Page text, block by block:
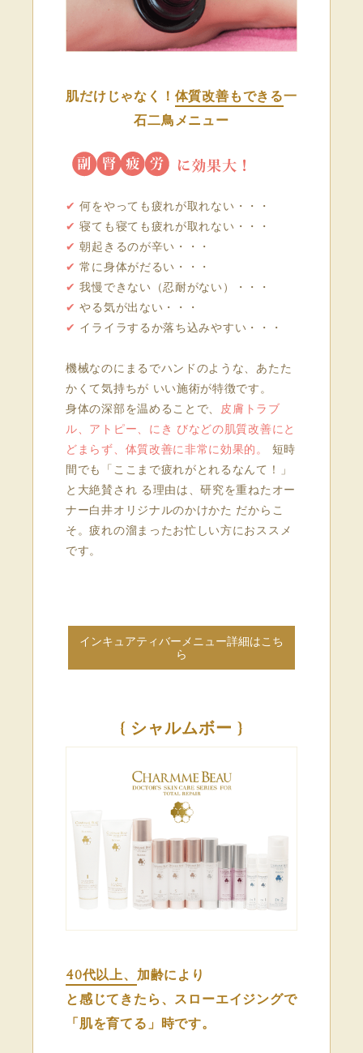
肌だけじゃなく！ 体質改善もできる一
石二鳥メニュー
✔ 何をやっても疲れが取れない・・・
✔ 寝ても寝ても疲れが取れない・・・
✔ 朝起きるのが辛い・・・
✔ 常に身体がだるい・・・
✔ 我慢できない（忍耐がない）・・・
✔ やる気が出ない・・・
✔ イライラするか落ち込みやすい・・・
機械なのにまるでハンドのような、あたた
かくて気持ちが いい施術が特徴です。
身体の深部を温めることで、
皮膚トラブ
ル、アトピー、にき びなどの肌質改善にと
どまらず、体質改善に非常に効果的。
短時
間でも「ここまで疲れがとれるなんて！」
と大絶賛され る理由は、研究を重ねたオー
ナー白井オリジナルのかけかた だからこ
そ。疲れの溜まったお忙しい方におススメ
です。
インキュアティバーメニュー詳細はこち
ら
{ シャルムボー }
40代以上、 加齢により
と感じてきたら、スローエイジングで
「肌を育てる」時です。